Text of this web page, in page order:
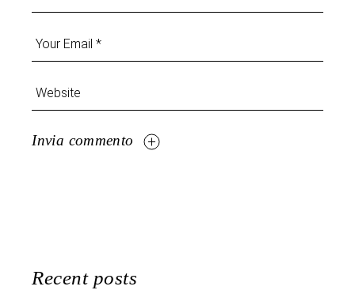
Invia commento
Recent posts